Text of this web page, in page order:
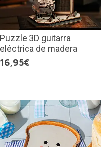
Puzzle 3D guitarra
eléctrica de madera
16,95€